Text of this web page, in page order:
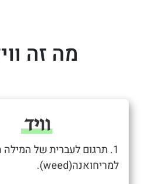
מה זה
וויד
1. תרגום לעברית של המילה
למריחואנה(weed).